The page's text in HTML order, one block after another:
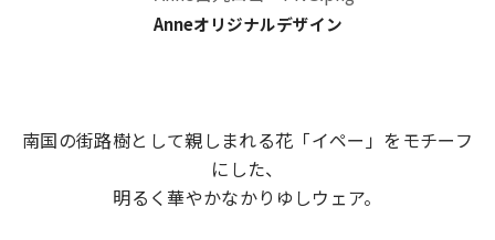
Anneオリジナルデザイン
南国の街路樹として親しまれる花「イペー」をモチーフ
にした、
明るく華やかなかりゆしウェア。